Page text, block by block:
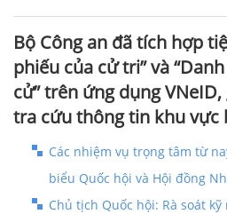
Bộ Công an đã tích hợp
phiếu của cử tri” và
cử” trên ứng dụng
tra cứu thông tin khu vực
Các nhiệm vụ trọng tâm từ
biểu Quốc hội và Hội đồng
Chủ tịch Quốc hội: Rà soát